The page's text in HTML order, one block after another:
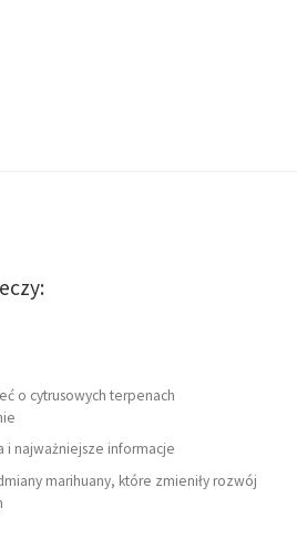
o cytrusowych terpenach
i najważniejsze informacje
marihuany, które zmieniły rozwój